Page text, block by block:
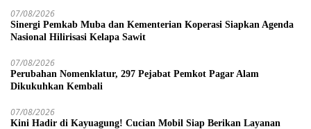
07/08/2026
Sinergi Pemkab Muba dan Kementerian Koperasi Siapkan Agenda
Nasional Hilirisasi Kelapa Sawit
07/08/2026
Perubahan Nomenklatur, 297 Pejabat Pemkot Pagar Alam
Dikukuhkan Kembali
07/08/2026
Kini Hadir di Kayuagung! Cucian Mobil Siap Berikan Layanan